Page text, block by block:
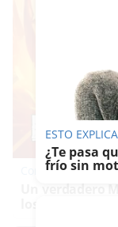
Corepunk
ESTO
¿Te pasa
frío sin